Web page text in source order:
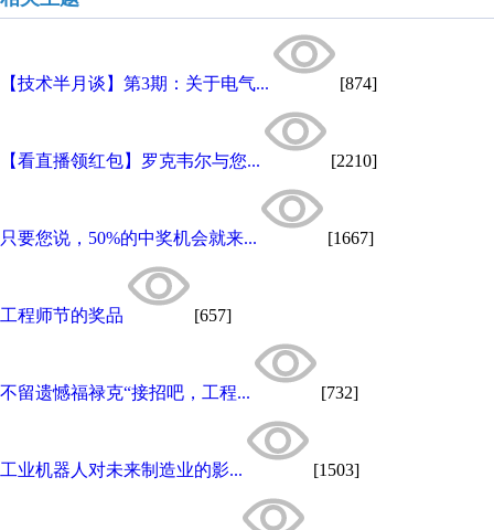
【技术半月谈】第3期：关于电气... [874]
【看直播领红包】罗克韦尔与您... [2210]
只要您说，50%的中奖机会就来... [1667]
工程师节的奖品 [657]
不留遗憾福禄克“接招吧，工程... [732]
工业机器人对未来制造业的影... [1503]